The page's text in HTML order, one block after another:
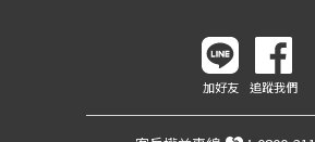
加好友 追蹤我們